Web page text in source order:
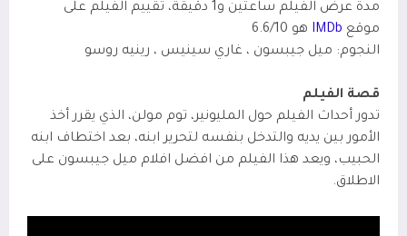
مدة عرض الفيلم ساعتين
و1 دقيقة، تقييم الفيلم على
موقع IMDb هو 6.6/10
النجوم: ميل جيبسون ، غاري سينيس ، رينيه روسو
قصة الفيلم
تدور أحداث الفيلم حول المليونير، توم مولن، الذي يقرر أخذ
الأمور بين يديه والتدخل بنفسه لتحرير ابنه، بعد اختطاف ابنه
الحبيب، ويعد هذا الفيلم من افضل افلام ميل جيبسون على
الاطلاق.